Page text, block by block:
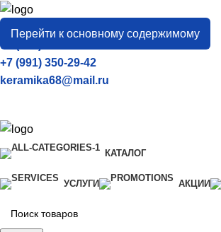
Перейти к основному содержимому
город
Тамбов
+7 (906) 657-33-54
+7 (991) 350-29-42
keramika68@mail.ru
КАТАЛОГ
УСЛУГИ АКЦИИ